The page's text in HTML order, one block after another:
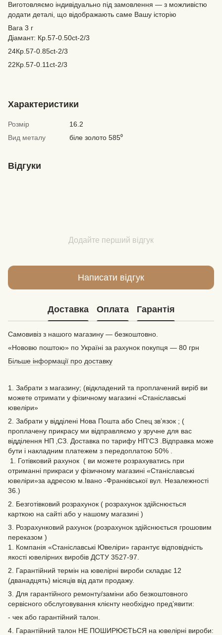
Виготовляємо індивідуально під замовлення — з можливістю
додати деталі, що відображають саме Вашу історію
Вага 3 г
Діамант: Кр.57-0.50ct-2/3
24Кр.57-0.85ct-2/3
22Кр.57-0.11ct-2/3
Характеристики
Розмір
16.2
Вид металу
біле золото 585⁰
Відгуки
Додайте перший відгук
Написати відгук
Доставка Оплата Гарантія
Самовивіз з нашого магазину — безкоштовно.
«Нововю поштою» по Україні за рахунок покупця — 80 грн
Більше інформації про доставку
1. Забрати з магазину; (відкладений та проплачений виріб ви
можете отримати у фізичному магазині «Станіславські
ювеліри»
2. Забрати у відділені Нова Пошта або Спец зв’язок ; (
проплачену прикрасу ми відправляємо у зручне для вас
відділення НП ‚СЗ. Доставка по тарифу НП‘СЗ .Відправка може
бути і накладним платежем з передоплатою 50% .
1. Готівковий рахунок ( ви можете розрахуватись при
отриманні прикраси у фізичному магазині «Станіславські
ювеліри»за адресою м.Івано -Франківської вул. Незалежності
36.)
2. Безготівковий розрахунок ( розрахунок здійснюється
карткою на сайті або у нашому магазині )
3. Розрахунковий рахунок (розрахунок здійснюється грошовим
переказом )
1. Компанія «Станіславські Ювеліри» гарантує відповідність
якості ювелірних виробів ДСТУ 3527-97.
2. Гарантійний термін на ювелірні вироби складає 12
(дванадцять) місяців від дати продажу.
3. Для гарантійного ремонту/заміни або безкоштовного
сервісного обслуговування клієнту необхідно пред’явити:
- чек або гарантійний талон.
4. Гарантійний талон НЕ ПОШИРЮЄТЬСЯ на ювелірні вироби: